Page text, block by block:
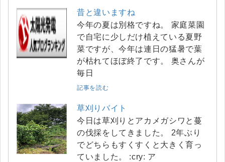
昔と違いますね
今年の夏は別格ですね。 家庭菜園
で自宅に少しだけ植えている夏野
菜ですが、今年は連日の猛暑で葉
が枯れてほぼ終了です。 奥さんが
毎日
記事を読む
草刈りバイト
今日は草刈りとアカメガシワと蔓
の伐採をしてきました。 2年ぶり
でどちらもすくすくと大きく育っ
ていました。 :cry: ア